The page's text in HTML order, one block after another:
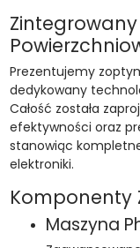
Prezentujemy
dedykowany
Całość została
efektywności oraz
stanowiąc
elektroniki.
Komponenty
Maszyna